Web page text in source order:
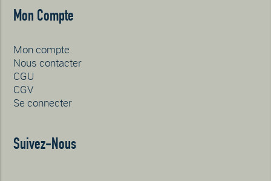
Mon Compte
Mon compte
Nous contacter
CGU
CGV
Se connecter
Suivez-Nous